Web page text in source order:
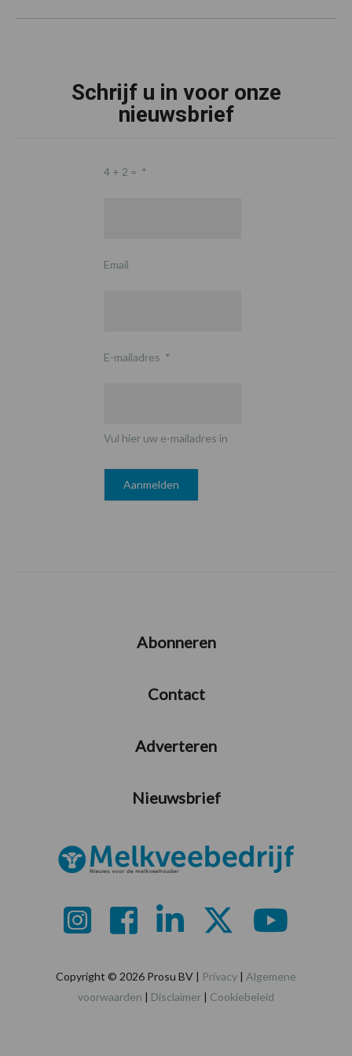
Schrijf u in voor onze
nieuwsbrief
4 + 2 = *
Email
E-mailadres *
Vul hier uw e-mailadres in
Abonneren
Contact
Adverteren
Nieuwsbrief
Copyright © 2026 Prosu BV | Privacy | Algemene
voorwaarden | Disclaimer | Cookiebeleid